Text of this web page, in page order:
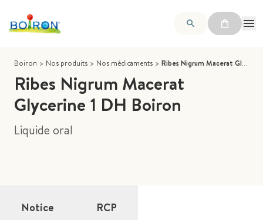
Boiron > Nos produits > Nos médicaments > Ribes Nigrum Macerat Glycerine 1 DH Boiron
Ribes Nigrum Macerat
Glycerine 1 DH Boiron
Liquide oral
Notice RCP